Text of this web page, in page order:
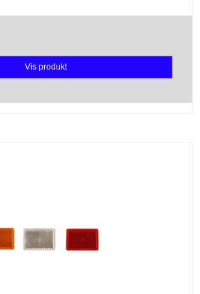
Vis produkt